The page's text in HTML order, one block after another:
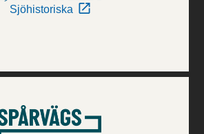
Sjöhistoriska